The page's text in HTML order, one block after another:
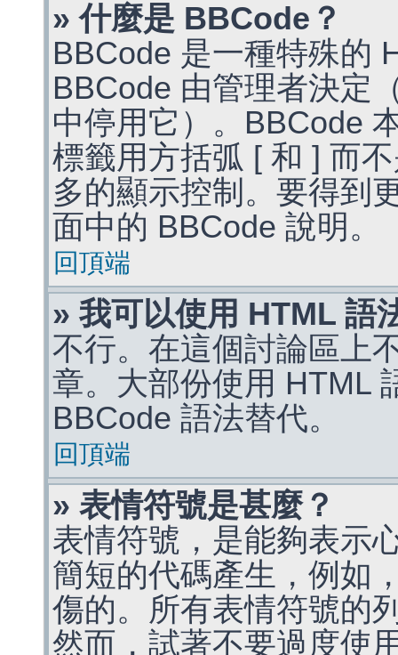
» 什麼是 BBCode？
BBCode 是一種特殊的
BBCode 由管理者決定
中停用它）。BBCode
標籤用方括弧 [ 和 ] 而
多的顯示控制。要得到
面中的 BBCode 說明。
回頂端
» 我可以使用 HTML 語
不行。在這個討論區上
章。大部份使用 HTML
BBCode 語法替代。
回頂端
» 表情符號是甚麼？
表情符號，是能夠表示
簡短的代碼產生，例如
傷的。所有表情符號的
然而，試著不要過度使